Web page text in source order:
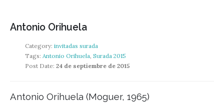
Antonio Orihuela
Category: invitadas surada
Tags: Antonio Orihuela Surada 2015
Post Date: 24 de septiembre de 2015
Antonio Orihuela (Moguer, 1965)